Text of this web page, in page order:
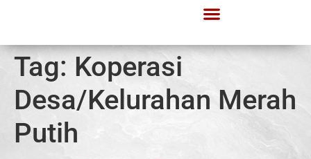
Tag: Koperasi
Desa/Kelurahan Merah
Putih